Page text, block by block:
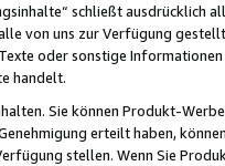
schließt ausdrücklich
von uns zur Verfügung
oder sonstige
handelt.
Sie können Produkt-
erteilt haben,
stellen. Wenn Sie